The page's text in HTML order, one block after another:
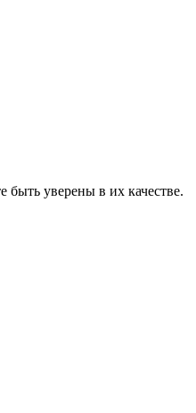
уверены в их качестве.